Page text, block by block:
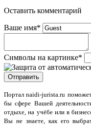
Оставить комментарий
Ваше имя*
Символы на картинке*
Портал naidi-jurista.ru
бы сфере Вашей
отдыхе, на учёбе или в
Вы не знаете, как его